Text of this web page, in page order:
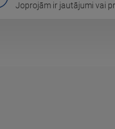
Joprojām ir jautājumi vai